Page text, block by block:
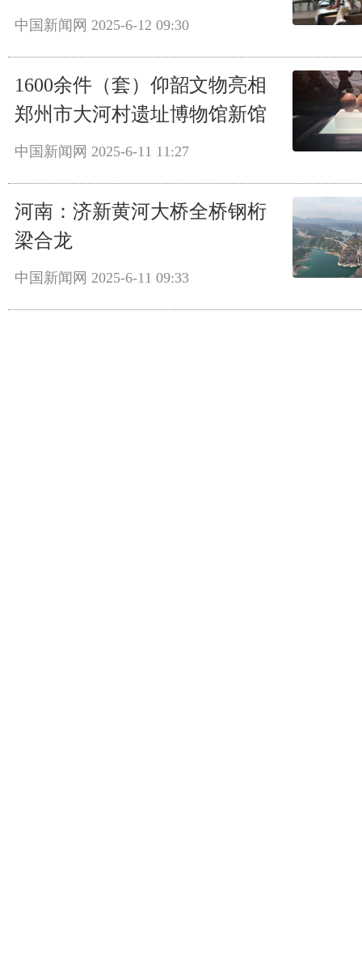
中国新闻网 2025-6-12 09:30
1600余件（套）仰韶文物亮相
郑州市大河村遗址博物馆新馆
中国新闻网 2025-6-11 11:27
河南：济新黄河大桥全桥钢桁
梁合龙
中国新闻网 2025-6-11 09:33